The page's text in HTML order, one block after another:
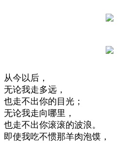
从今以后，
无论我走多远，
也走不出你的目光；
无论我走向哪里，
也走不出你滚滚的波浪。
即使我吃不惯那羊肉泡馍，